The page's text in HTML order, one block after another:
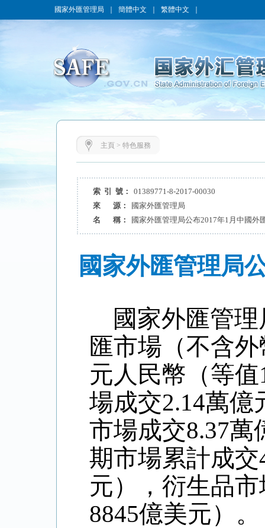
國家外匯管理局 簡體中文 繁體中文
主頁 > 特色服務
索 引 號：
01389771-8-2017-00030
來 源：
國家外匯管理局
名 稱：
國家外匯管理局公布2017年1月中國外
國家外匯管理局
國家外匯管
匯市場（不含
元人民幣（等值
場成交2.14萬億
市場成交8.37萬
期市場累計成交
元），衍生品
8845億美元）